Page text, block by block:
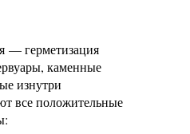
— герметизация
каменные
изнутри
все положительные